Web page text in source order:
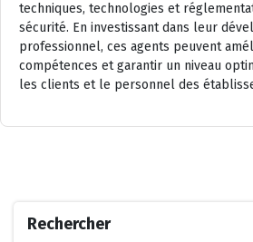
techniques, technologies et
sécurité. En investissant dans leur
professionnel, ces agents peuvent
compétences et garantir un niveau
les clients et le personnel des
Rechercher